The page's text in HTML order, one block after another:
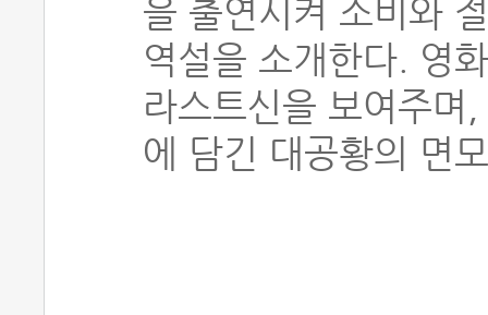
을 출연시켜 소비와
역설을 소개한다. 영
라스트신을 보여주며
에 담긴 대공황의 면